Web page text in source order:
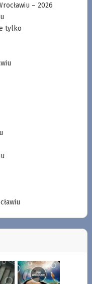
– 2026
tylko